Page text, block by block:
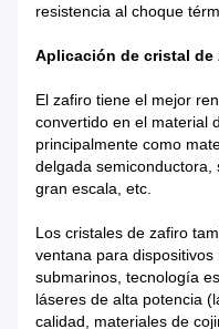
resistencia al choque
Aplicación de cristal de
El zafiro tiene el mejor
convertido en el material
principalmente como
delgada
gran escala, etc.
Los cristales de zafiro
ventana para
submarinos, tecnología
láseres de alta potencia
calidad, materiales de